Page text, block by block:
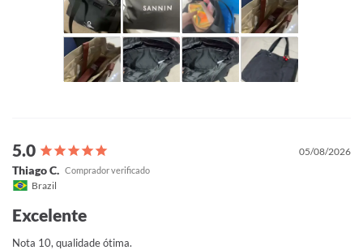
05/08/2026
Thiago C.
Brazil
Excelente
Nota 10, qualidade ótima.